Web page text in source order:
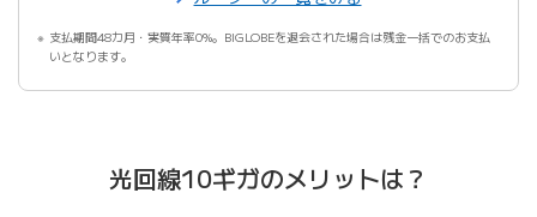
支払期間48カ月・実質年率0%。BIGLOBEを退会された場合は残金一括でのお支払
いとなります。
光回線10ギガのメリットは？